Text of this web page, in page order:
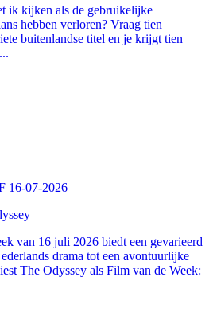
ik kijken als de gebruikelijke
hebben verloren? Vraag tien
buitenlandse titel en je krijgt tien
16-07-2026
van 16 juli 2026 biedt een gevarieerd
drama tot een avontuurlijke
The Odyssey als Film van de Week: